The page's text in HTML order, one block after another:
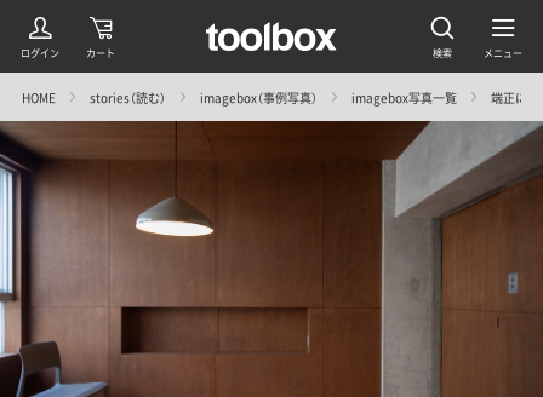
HOME stories（読む） imagebox（事例写真） imagebox写真一覧 端正に